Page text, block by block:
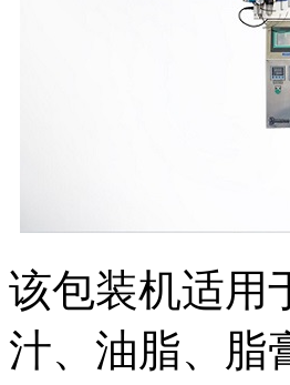
该包装机适用
汁、油脂、脂